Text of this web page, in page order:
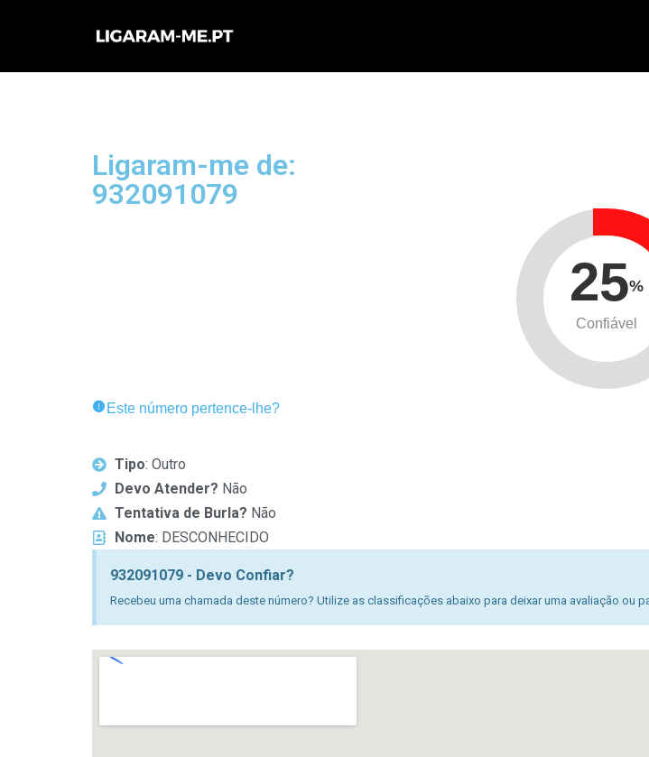
para
Ligaram-me de:
932091079
25%
Confiável
Este número pertence-lhe?
Tipo: Outro
Devo Atender? Não
Tentativa de Burla? Não
Nome: DESCONHECIDO
932091079 - Devo Confiar?
Recebeu uma chamada deste número? Utilize as classificações abaixo para deixar uma avaliação ou